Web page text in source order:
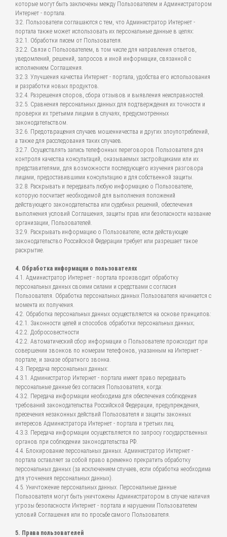
которые могут быть заключены между Пользователем и Администратором
Интернет - портала.
3.2. Пользователи соглашаются с тем, что Администратор Интернет -
портала также может использовать их персональные данные в целях:
3.2.1. Обработки писем от Пользователя.
3.2.2. Связи с Пользователем, в том числе для направления ответов,
уведомлений, решений, запросов и иной информации, связанной с
исполнением Соглашения.
3.2.3. Улучшения качества Интернет - портала, удобства его использования
и разработки новых продуктов.
3.2.4. Разрешения споров, сбора отзывов и выявления неисправностей.
3.2.5. Сравнения персональных данных для подтверждения их точности и
проверки их третьими лицами в случаях, предусмотренных
законодательством.
3.2.6. Предотвращения случаев мошенничества и других злоупотреблений,
а также для расследования таких случаев.
3.2.7. Осуществлять запись телефонных переговоров Пользователя для
контроля качества консультаций, оказываемых застройщиками или их
представителями, для возможности последующего изучения разговора
лицами, предоставившими консультацию и для собственной защиты.
3.2.8. Раскрывать и передавать любую информацию о Пользователе,
которую посчитает необходимой для выполнения положений
действующего законодательства или судебных решений, обеспечения
выполнения условий Соглашения, защиты прав или безопасности название
организации, Пользователей.
3.2.9. Раскрывать информацию о Пользователе, если действующее
законодательство Российской Федерации требует или разрешает такое
раскрытие.
4. Обработка информации о пользователях
4.1. Администратор Интернет - портала производит обработку
персональных данных своими силами и средствами с согласия
Пользователя. Обработка персональных данных Пользователя начинается с
момента их получения.
4.2. Обработка персональных данных осуществляется на основе принципов:
4.2.1. Законности целей и способов обработки персональных данных;
4.2.2. Добросовестности
4.2.2. Автоматический сбор информации о Пользователе происходит при
совершении звонков по номерам телефонов, указанным на Интернет -
портале, и заказе обратного звонка.
4.3. Передача персональных данных:
4.3.1. Администратор Интернет - портала имеет право передавать
персональные данные без согласия Пользователя, когда:
4.3.2. Передача информации необходима для обеспечения соблюдения
требований законодательства Российской Федерации, предупреждения,
пресечения незаконных действий Пользователя и защиты законных
интересов Администратора Интернет - портала и третьих лиц.
4.3.3. Передача информации осуществляется по запросу государственных
органов при соблюдении законодательства РФ.
4.4. Блокирование персональных данных. Администратор Интернет -
портала оставляет за собой право временно прекратить обработку
персональных данных (за исключением случаев, если обработка необходима
для уточнения персональных данных).
4.5. Уничтожение персональных данных. Персональные данные
Пользователя могут быть уничтожены Администратором в случае наличия
угрозы безопасности Интернет - портала и нарушении Пользователем
условий Соглашения или по просьбе самого Пользователя.
5. Права пользователей